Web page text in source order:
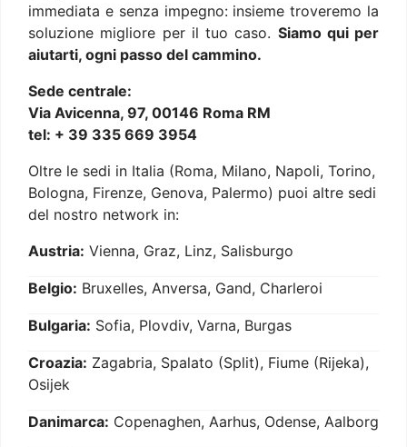
immediata e senza impegno: insieme troveremo la
soluzione migliore per il tuo caso. Siamo qui per
aiutarti, ogni passo del cammino.
Sede centrale:
Via Avicenna, 97, 00146 Roma RM
tel: + 39 335 669 3954
Oltre le sedi in Italia (Roma, Milano, Napoli, Torino,
Bologna, Firenze, Genova, Palermo) puoi altre sedi
del nostro network in:
Austria: Vienna, Graz, Linz, Salisburgo
Belgio: Bruxelles, Anversa, Gand, Charleroi
Bulgaria: Sofia, Plovdiv, Varna, Burgas
Croazia: Zagabria, Spalato (Split), Fiume (Rijeka),
Osijek
Danimarca: Copenaghen, Aarhus, Odense, Aalborg